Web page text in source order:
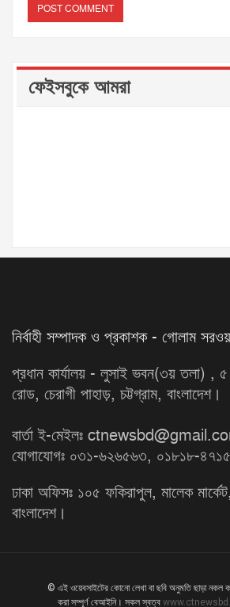
ফেইসবুকে আমরা
নির্বাহী সম্পাদক ও প্রকাশক - গোলাম
প্রধান কার্যালয় - লুসাই ভবন(৩য় তলা) ,
রোড, চেরাগী পাহাড়, চট্টগ্রাম, বাংলাদেশ।
বার্তা ই-মেইলঃ
যোগাযোগঃ ০৩১-৬২৬৫৬৩, ০১৮১৮-
ঢাকা অফিসঃ ১০৫ ফকিরাপুল, মালেক
বাংলাদেশ।
© এই ওয়েবসাইটের কোনো লেখা বা ছবি অনুমতি ছাড়া নকল
করা সম্পূর্ণ বেআইনি। সকল স্বত্ব